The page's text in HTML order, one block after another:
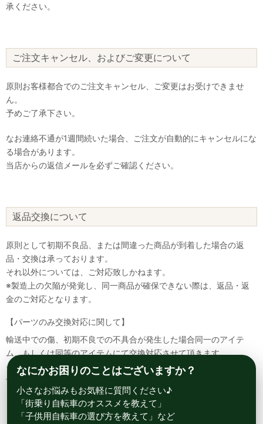
承ください。
ご注文キャンセル、およびご変更について
原則お客様都合でのご注文キャンセル、ご変更はお受けできませ
ん。
予めご了承下さい。
なお連絡不通が1週間続いた場合、ご注文が自動的にキャンセルにな
る場合があります。
当店からの返信メールを必ずご確認ください。
返品交換について
原則として初期不良品、または間違った商品が到着した場合の返
品・交換は承っております。
それ以外については、ご対応致しかねます。
※製造上の欠陥が発覚し、同一商品が確保できない際は、返品・返
金のご対応となります。
【パーツのみ交換対応に関して】
輸送中での傷、初期不良での不具合が発生した場合同一のアイテ
ム、もしくは同等のアイテムにて交換対応させて頂きます。
その場合該当部品を着払いにて返送して頂く必要が御座いますので
予めご了承ください。
なにかお困りのことはございますか？
小さなお悩みもお気軽に質問ください♪
「街乗り自転車のオススメを教えて」
「子供用自転車の選び方を教えて」など